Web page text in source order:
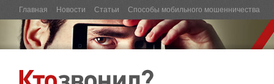
Главная Новости Статьи Способы мобильного мошенничества